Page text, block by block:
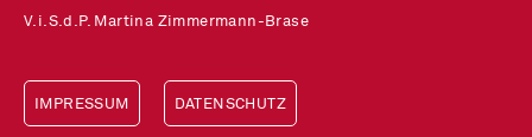
V.i.S.d.P. Martina Zimmermann-Brase
IMPRESSUM DATENSCHUTZ